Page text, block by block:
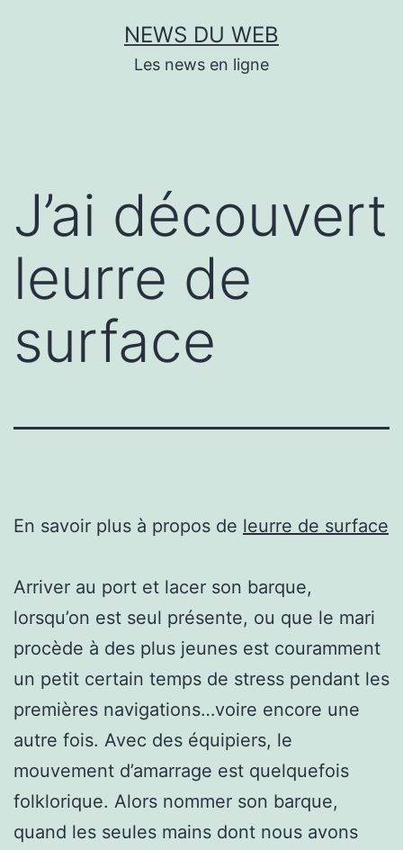
NEWS DU WEB
Les news en ligne
J’ai découvert
leurre de
surface
En savoir plus à propos de leurre de surface
Arriver au port et lacer son barque,
lorsqu’on est seul présente, ou que le mari
procède à des plus jeunes est couramment
un petit certain temps de stress pendant les
premières navigations…voire encore une
autre fois. Avec des équipiers, le
mouvement d’amarrage est quelquefois
folklorique. Alors nommer son barque,
quand les seules mains dont nous avons